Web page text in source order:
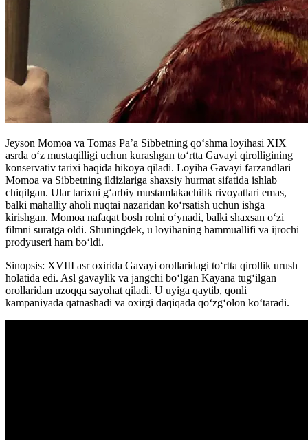
Jeyson Momoa va Tomas Pa’a Sibbetning qo‘shma loyihasi XIX
asrda o‘z mustaqilligi uchun kurashgan to‘rtta Gavayi qirolligining
konservativ tarixi haqida hikoya qiladi. Loyiha Gavayi farzandlari
Momoa va Sibbetning ildizlariga shaxsiy hurmat sifatida ishlab
chiqilgan. Ular tarixni g‘arbiy mustamlakachilik rivoyatlari emas,
balki mahalliy aholi nuqtai nazaridan ko‘rsatish uchun ishga
kirishgan. Momoa nafaqat bosh rolni o‘ynadi, balki shaxsan o‘zi
filmni suratga oldi. Shuningdek, u loyihaning hammuallifi va ijrochi
prodyuseri ham bo‘ldi.
Sinopsis: XVIII asr oxirida Gavayi orollaridagi to‘rtta qirollik urush
holatida edi. Asl gavaylik va jangchi boʻlgan Kayana tug‘ilgan
orollaridan uzoqqa sayohat qiladi. U uyiga qaytib, qonli
kampaniyada qatnashadi va oxirgi daqiqada qo‘zg‘olon ko‘taradi.